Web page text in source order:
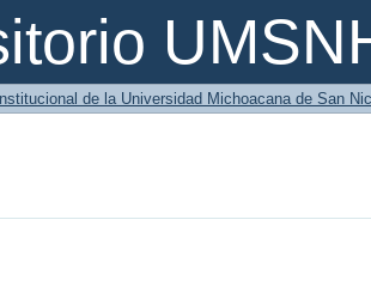
de la Universidad Michoacana de San